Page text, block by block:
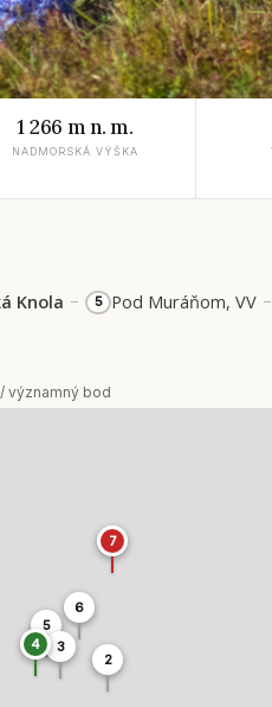
1 266 m n. m.
NADMORSKÁ VÝŠKA
Knola – 5 Pod Muráňom, VV –
významný bod
2
3
4
5
6
7